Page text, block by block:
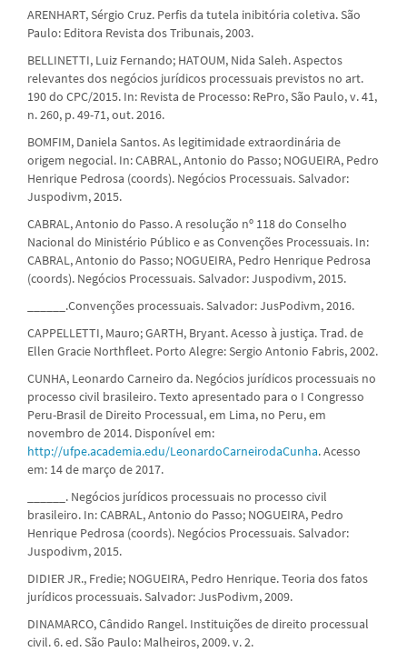
ARENHART, Sérgio Cruz. Perfis da tutela inibitória coletiva. São
Paulo: Editora Revista dos Tribunais, 2003.
BELLINETTI, Luiz Fernando; HATOUM, Nida Saleh. Aspectos
relevantes dos negócios jurídicos processuais previstos no art.
190 do CPC/2015. In: Revista de Processo: RePro, São Paulo, v. 41,
n. 260, p. 49-71, out. 2016.
BOMFIM, Daniela Santos. As legitimidade extraordinária de
origem negocial. In: CABRAL, Antonio do Passo; NOGUEIRA, Pedro
Henrique Pedrosa (coords). Negócios Processuais. Salvador:
Juspodivm, 2015.
CABRAL, Antonio do Passo. A resolução nº 118 do Conselho
Nacional do Ministério Público e as Convenções Processuais. In:
CABRAL, Antonio do Passo; NOGUEIRA, Pedro Henrique Pedrosa
(coords). Negócios Processuais. Salvador: Juspodivm, 2015.
______.Convenções processuais. Salvador: JusPodivm, 2016.
CAPPELLETTI, Mauro; GARTH, Bryant. Acesso à justiça. Trad. de
Ellen Gracie Northfleet. Porto Alegre: Sergio Antonio Fabris, 2002.
CUNHA, Leonardo Carneiro da. Negócios jurídicos processuais no
processo civil brasileiro. Texto apresentado para o I Congresso
Peru-Brasil de Direito Processual, em Lima, no Peru, em
novembro de 2014. Disponível em:
http://ufpe.academia.edu/LeonardoCarneirodaCunha. Acesso
em: 14 de março de 2017.
______. Negócios jurídicos processuais no processo civil
brasileiro. In: CABRAL, Antonio do Passo; NOGUEIRA, Pedro
Henrique Pedrosa (coords). Negócios Processuais. Salvador:
Juspodivm, 2015.
DIDIER JR., Fredie; NOGUEIRA, Pedro Henrique. Teoria dos fatos
jurídicos processuais. Salvador: JusPodivm, 2009.
DINAMARCO, Cândido Rangel. Instituições de direito processual
civil. 6. ed. São Paulo: Malheiros, 2009. v. 2.